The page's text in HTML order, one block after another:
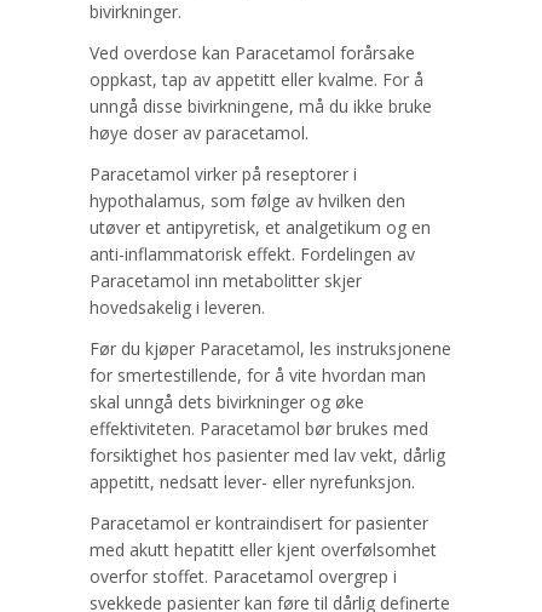
bivirkninger.
Ved overdose kan Paracetamol forårsake
oppkast, tap av appetitt eller kvalme. For å
unngå disse bivirkningene, må du ikke bruke
høye doser av paracetamol.
Paracetamol virker på reseptorer i
hypothalamus, som følge av hvilken den
utøver et antipyretisk, et analgetikum og en
anti-inflammatorisk effekt. Fordelingen av
Paracetamol inn metabolitter skjer
hovedsakelig i leveren.
Før du kjøper Paracetamol, les instruksjonene
for smertestillende, for å vite hvordan man
skal unngå dets bivirkninger og øke
effektiviteten. Paracetamol bør brukes med
forsiktighet hos pasienter med lav vekt, dårlig
appetitt, nedsatt lever- eller nyrefunksjon.
Paracetamol er kontraindisert for pasienter
med akutt hepatitt eller kjent overfølsomhet
overfor stoffet. Paracetamol overgrep i
svekkede pasienter kan føre til dårlig definerte